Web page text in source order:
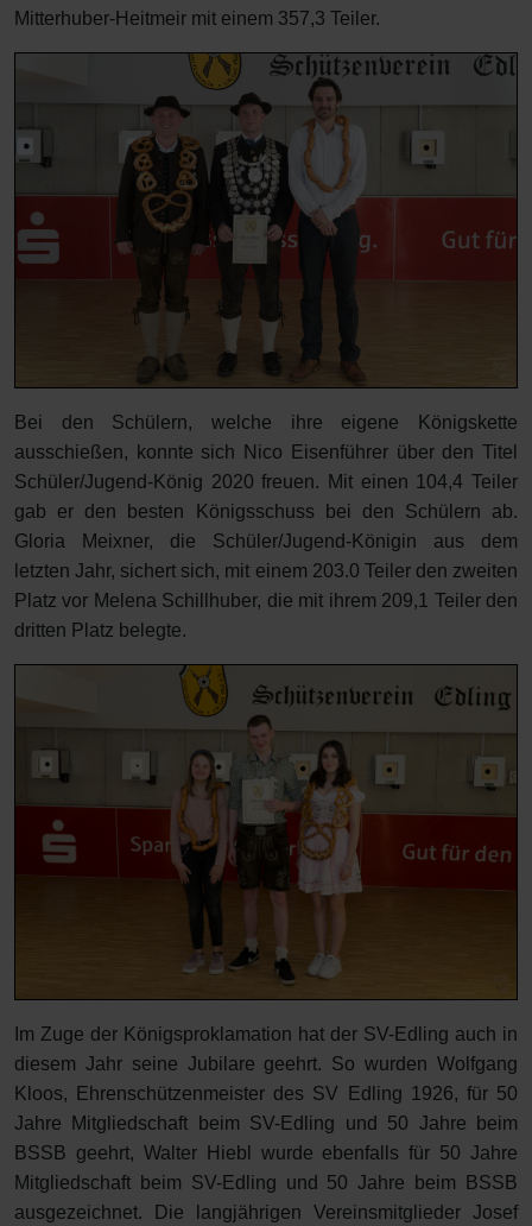
Mitterhuber-Heitmeir mit einem 357,3 Teiler.
Bei den Schülern, welche ihre eigene Königskette
ausschießen, konnte sich Nico Eisenführer über den Titel
Schüler/Jugend-König 2020 freuen. Mit einen 104,4 Teiler
gab er den besten Königsschuss bei den Schülern ab.
Gloria Meixner, die Schüler/Jugend-Königin aus dem
letzten Jahr, sichert sich, mit einem 203.0 Teiler den zweiten
Platz vor Melena Schillhuber, die mit ihrem 209,1 Teiler den
dritten Platz belegte.
Im Zuge der Königsproklamation hat der SV-Edling auch in
diesem Jahr seine Jubilare geehrt. So wurden Wolfgang
Kloos, Ehrenschützenmeister des SV Edling 1926, für 50
Jahre Mitgliedschaft beim SV-Edling und 50 Jahre beim
BSSB geehrt, Walter Hiebl wurde ebenfalls für 50 Jahre
Mitgliedschaft beim SV-Edling und 50 Jahre beim BSSB
ausgezeichnet. Die langjährigen Vereinsmitglieder Josef